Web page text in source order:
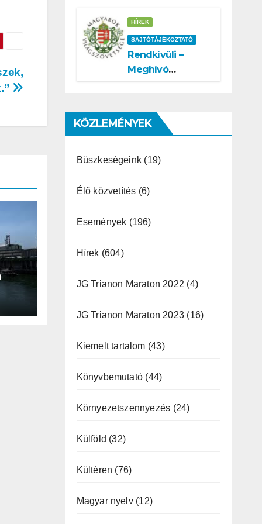
Patrubány
Miklóst ajánlja
államelnöknek
HÍREK
SAJTÓTÁJÉKOZTATÓ
Rendkívüli –
Meghívó
– Patrubány
Miklós ajánlása és
informatikai
támadás
KÖZLEMÉNYEK
Büszkeségeink (19)
Élő közvetítés (6)
Események (196)
Hírek (604)
JG Trianon Maraton 2022 (4)
JG Trianon Maraton 2023 (16)
Kiemelt tartalom (43)
Könyvbemutató (44)
Környezetszennyezés (24)
Külföld (32)
Kültéren (76)
Magyar nyelv(12)